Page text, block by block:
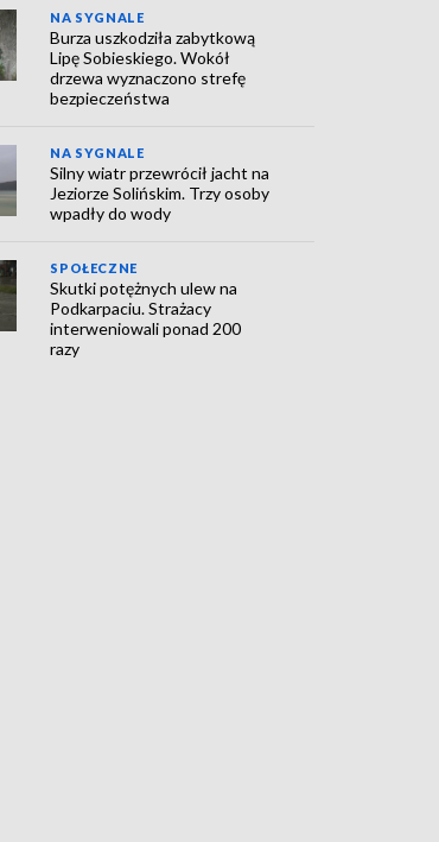
NA SYGNALE
Burza uszkodziła zabytkową
Lipę Sobieskiego. Wokół
drzewa wyznaczono strefę
bezpieczeństwa
NA SYGNALE
Silny wiatr przewrócił jacht na
Jeziorze Solińskim. Trzy osoby
wpadły do wody
SPOŁECZNE
Skutki potężnych ulew na
Podkarpaciu. Strażacy
interweniowali ponad 200
razy